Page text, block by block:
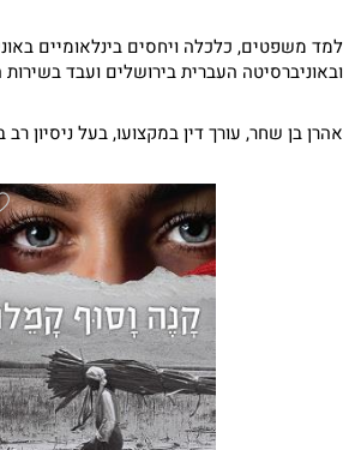
למד משפטים, כלכלה ויחסים בינלאומיים
ובאוניברסיטה העברית בירושלים ועבד בשירות
אהרן בן שחר, עורך דין במקצועו, בעל ניסיון